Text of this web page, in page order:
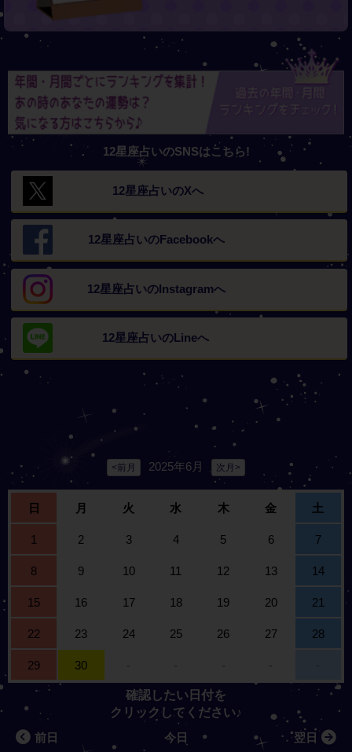
前日 今日 翌日
<前月 2025年6月 次月>
日 月 火 水 木 金 土
1 2 3 4 5 6 7
8 9 10 11 12 13 14
15 16 17 18 19 20 21
22 23 24 25 26 27 28
29 30 - - - - -
確認したい日付を
クリックしてください♪
12星座占いのSNSはこちら!
12星座占いのXへ
12星座占いのFacebookへ
12星座占いのInstagramへ
12星座占いのLineへ